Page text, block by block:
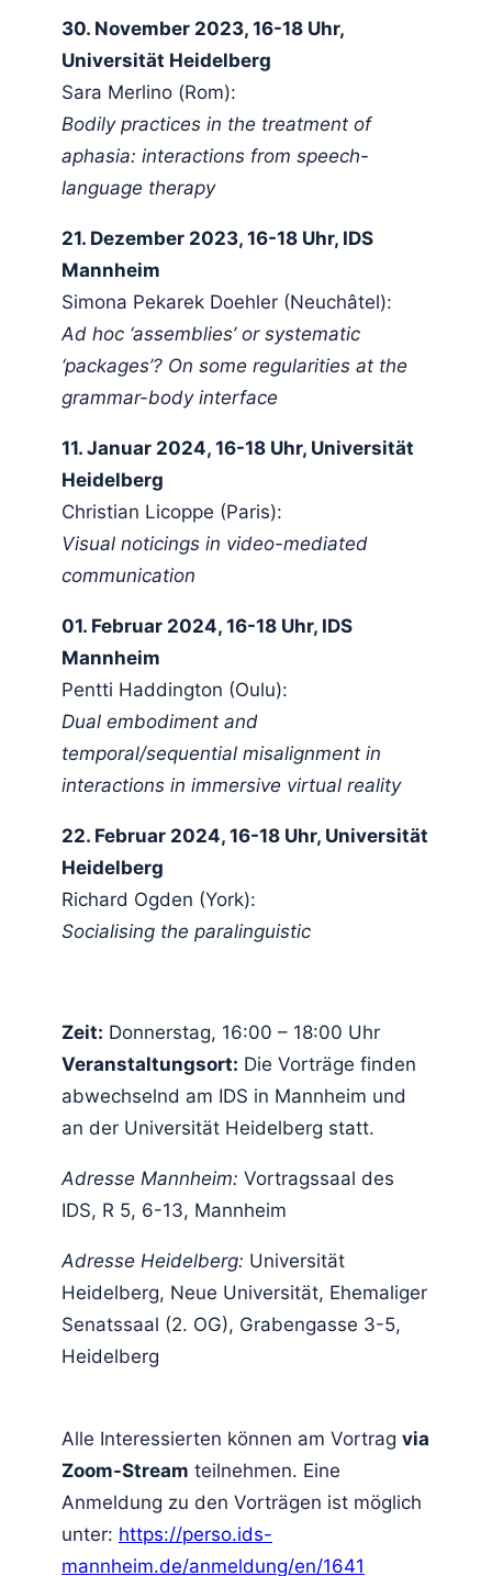
30. November 2023, 16-18 Uhr,
Universität Heidelberg
Sara Merlino (Rom):
Bodily practices in the treatment of
aphasia: interactions from speech-
language therapy
21. Dezember 2023, 16-18 Uhr, IDS
Mannheim
Simona Pekarek Doehler (Neuchâtel):
Ad hoc ‘assemblies’ or systematic
‘packages’? On some regularities at the
grammar-body interface
11. Januar 2024, 16-18 Uhr, Universität
Heidelberg
Christian Licoppe (Paris):
Visual noticings in video-mediated
communication
01. Februar 2024, 16-18 Uhr, IDS
Mannheim
Pentti Haddington (Oulu):
Dual embodiment and
temporal/sequential misalignment in
interactions in immersive virtual reality
22. Februar 2024, 16-18 Uhr, Universität
Heidelberg
Richard Ogden (York):
Socialising the paralinguistic
Zeit: Donnerstag, 16:00 – 18:00 Uhr
Veranstaltungsort: Die Vorträge finden
abwechselnd am IDS in Mannheim und
an der Universität Heidelberg statt.
Adresse Mannheim: Vortragssaal des
IDS, R 5, 6-13, Mannheim
Adresse Heidelberg: Universität
Heidelberg, Neue Universität, Ehemaliger
Senatssaal (2. OG), Grabengasse 3-5,
Heidelberg
Alle Interessierten können am Vortrag via
Zoom-Stream teilnehmen. Eine
Anmeldung zu den Vorträgen ist möglich
unter: https://perso.ids-
mannheim.de/anmeldung/en/1641